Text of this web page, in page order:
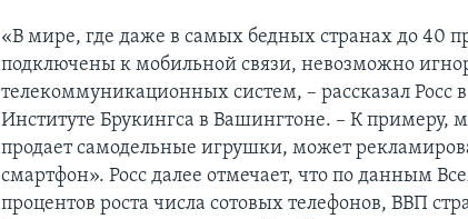
«В мире, где даже в самых бедных странах до 40
подключены к мобильной связи, невозможно
телекоммуникационных систем, – рассказал Росс
Институте Брукингсa в Вашингтоне. – К примеру,
продает самодельные игрушки, может
смартфон». Росс далее отмечает, что по данным
процентов роста числа сотовых телефонов, ВВП